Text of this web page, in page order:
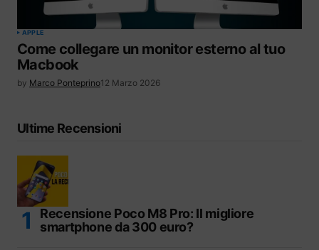
APPLE
Come collegare un monitor esterno al tuo
Macbook
by Marco Ponteprino12 Marzo 2026
Ultime Recensioni
Recensione Poco M8 Pro: Il migliore
smartphone da 300 euro?